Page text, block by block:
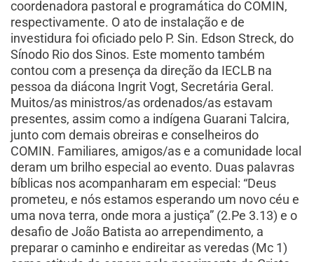
coordenadora pastoral e programática do COMIN,
respectivamente. O ato de instalação e de
investidura foi oficiado pelo P. Sin. Edson Streck, do
Sínodo Rio dos Sinos. Este momento também
contou com a presença da direção da IECLB na
pessoa da diácona Ingrit Vogt, Secretária Geral.
Muitos/as ministros/as ordenados/as estavam
presentes, assim como a indígena Guarani Talcira,
junto com demais obreiras e conselheiros do
COMIN. Familiares, amigos/as e a comunidade local
deram um brilho especial ao evento. Duas palavras
bíblicas nos acompanharam em especial: “Deus
prometeu, e nós estamos esperando um novo céu e
uma nova terra, onde mora a justiça” (2.Pe 3.13) e o
desafio de João Batista ao arrependimento, a
preparar o caminho e endireitar as veredas (Mc 1)